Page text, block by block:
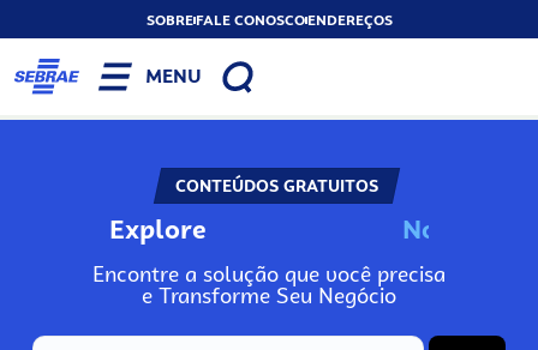
SOBREFALE CONOSCOENDEREÇOS
MENU
CONTEÚDOS GRATUITOS
Explore N
Encontre a solução que você precisa
e Transforme Seu Negócio